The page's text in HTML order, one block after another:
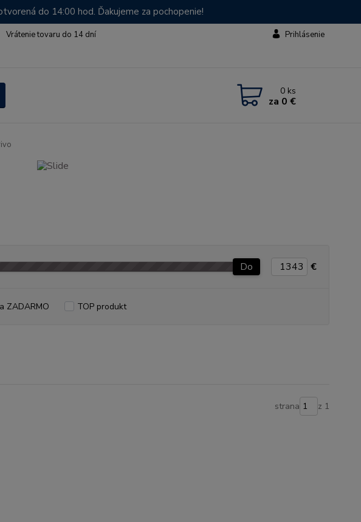
do 14:00 hod. Ďakujeme za pochopenie!
Vrátenie tovaru do 14 dní
Prihlásenie
0 ks
za 0 €
Do €
ZADARMO TOP produkt
strana z 1